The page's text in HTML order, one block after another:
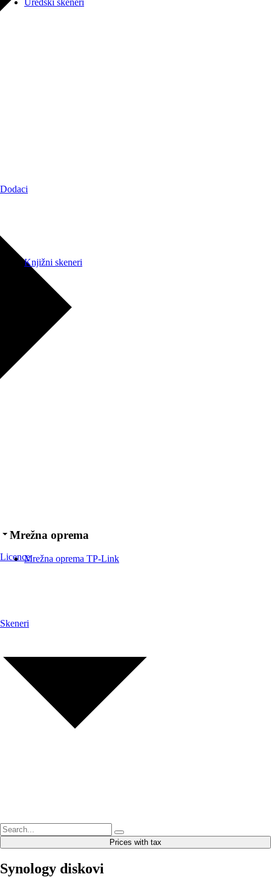
Dodaci
Licence
Skeneri
Uredski skeneri
Knjižni skeneri
Mrežna oprema
Mrežna oprema TP-Link
Prices with tax
Synology diskovi